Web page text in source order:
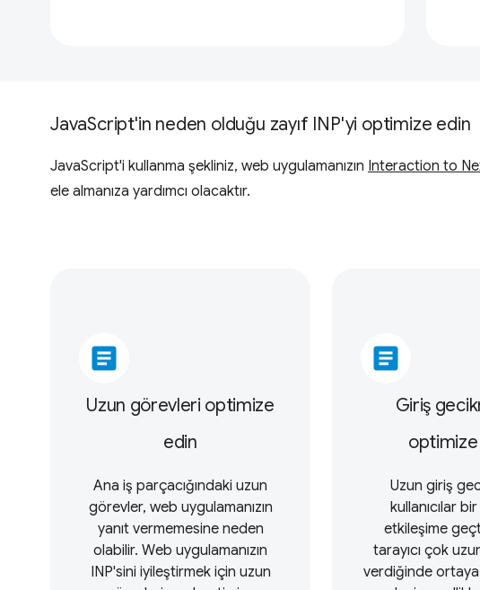
JavaScript'in neden olduğu zayıf INP'yi optimize edin
JavaScript'i kullanma şekliniz, web uygulamanızın Interaction to
ele almanıza yardımcı olacaktır.
article
Uzun görevleri optimize
edin
Ana iş parçacığındaki uzun
görevler, web uygulamanızın
yanıt vermemesine neden
olabilir. Web uygulamanızın
INP'sini iyileştirmek için uzun
article
Giriş
Uzun giriş
kullanıcılar
etkileşime
tarayıcı çok
verdiğinde ortaya